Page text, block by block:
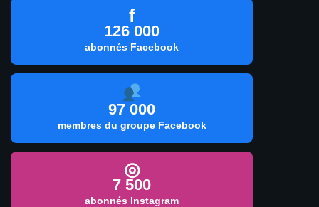
f
126 000
abonnés Facebook
97 000
membres du groupe Facebook
◎
7 500
abonnés Instagram